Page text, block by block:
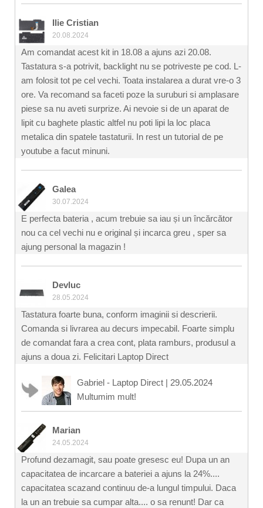
Ilie Cristian
20.08.2024
Am comandat acest kit in 18.08 a ajuns azi 20.08.
Tastatura s-a potrivit, backlight nu se potriveste pe cod. L-
am folosit tot pe cel vechi. Toata instalarea a durat vre-o 3
ore. Va recomand sa faceti poze la suruburi si amplasare
piese sa nu aveti surprize. Ai nevoie si de un aparat de
lipit cu baghete plastic altfel nu poti lipi la loc placa
metalica din spatele tastaturii. In rest un tutorial de pe
youtube a facut minuni.
Galea
30.07.2024
E perfecta bateria , acum trebuie sa iau și un încărcător
nou ca cel vechi nu e original și incarca greu , sper sa
ajung personal la magazin !
Devluc
28.05.2024
Tastatura foarte buna, conform imaginii si descrierii.
Comanda si livrarea au decurs impecabil. Foarte simplu
de comandat fara a crea cont, plata ramburs, produsul a
ajuns a doua zi. Felicitari Laptop Direct
Gabriel - Laptop Direct | 29.05.2024
Multumim mult!
Marian
24.05.2024
Profund dezamagit, sau poate gresesc eu! Dupa un an
capacitatea de incarcare a bateriei a ajuns la 24%....
capacitatea scazand continuu de-a lungul timpului. Daca
la un an trebuie sa cumpar alta.... o sa renunt! Dar ca